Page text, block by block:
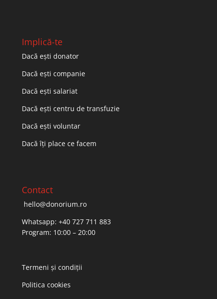
Implică-te
Dacă ești donator
Dacă ești companie
Dacă ești salariat
Dacă ești centru de transfuzie
Dacă ești voluntar
Dacă îți place ce facem
Contact
hello@donorium.ro
Whatsapp: +40 727 711 883
Program: 10:00 – 20:00
Termeni și condiții
Politica cookies